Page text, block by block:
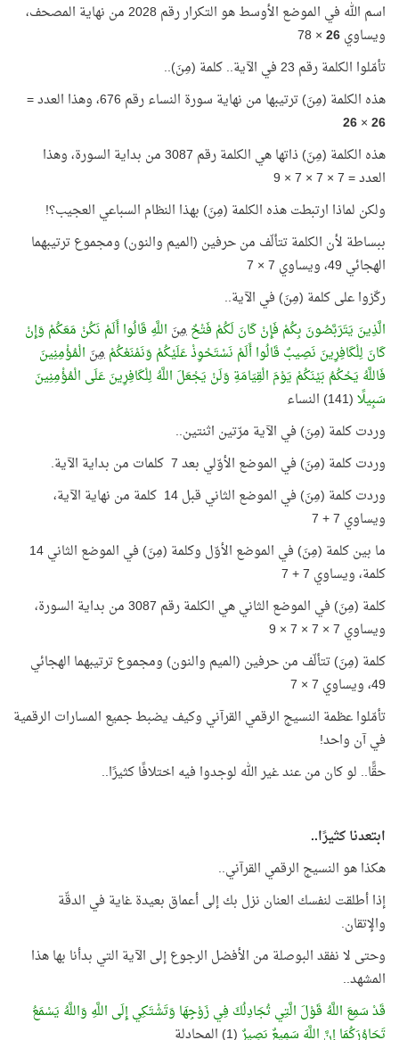
اسم الله في الموضع الأوسط هو التكرار رقم 2028 من نهاية المصحف،
ويساوي26
× 78
تأمّلوا الكلمة رقم 23 في الآية.. كلمة (مِنَ)..
هذه الكلمة (مِنَ) ترتيبها من نهاية سورة النساء رقم 676، وهذا العدد =
26
×
26
هذه الكلمة (مِنَ) ذاتها هي الكلمة رقم 3087 من بداية السورة، وهذا
العدد = 7 × 7 × 7 × 9
ولكن لماذا ارتبطت هذه الكلمة (مِنَ) بهذا النظام السباعي العجيب؟!
ببساطة لأن الكلمة تتألّف من حرفين (الميم والنون) ومجموع ترتيبهما
الهجائي 49، ويساوي 7 × 7
ركّزوا على كلمة (مِنَ) في الآية..
الَّذِينَ يَتَرَبَّصُونَ بِكُمْ فَإِنْ كَانَ لَكُمْ فَتْحٌمِنَ اللَّهِ قَالُوا أَلَمْ نَكُنْ مَعَكُمْ وَإِنْ
كَانَ لِلْكَافِرِينَ نَصِيبٌ قَالُوا أَلَمْ نَسْتَحْوِذْ عَلَيْكُمْ وَنَمْنَعْكُمْمِنَ الْمُؤْمِنِينَ
فَاللَّهُ يَحْكُمُ بَيْنَكُمْ يَوْمَ الْقِيَامَةِ وَلَنْ يَجْعَلَ اللَّهُ لِلْكَافِرِينَ عَلَى الْمُؤْمِنِينَ
سَبِيلًا(141) النساء
وردت كلمة (مِنَ) في الآية مرّتين اثنتين..
وردت كلمة (مِنَ) في الموضع الأوّلي بعد 7 كلمات من بداية الآية.
وردت كلمة (مِنَ) في الموضع الثاني قبل 14 كلمة من نهاية الآية،
ويساوي 7 + 7
كلمة، ويساوي 7 + 7
كلمة (مِنَ) في الموضع الثاني هي الكلمة رقم 3087 من بداية السورة،
ويساوي 7 × 7 × 7 × 9
كلمة (مِنَ) تتألّف من حرفين (الميم والنون) ومجموع ترتيبهما الهجائي
49، ويساوي 7 × 7
تأمّلوا عظمة النسيج الرقمي القرآني وكيف يضبط جميع المسارات الرقمية
في آن واحد!
حقًّا.. لو كان من عند غير الله لوجدوا فيه اختلافًا كثيرًا..
ابتعدنا كثيرًا..
هكذا هو النسيج الرقمي القرآني..
إذا أطلقت لنفسك العنان نزل بك إلى أعماق بعيدة غاية في الدقّة
والإتقان.
وحتى لا نفقد البوصلة من الأفضل الرجوع إلى الآية التي بدأنا بها هذا
المشهد..
قَدْ سَمِعَ اللَّهُ قَوْلَ الَّتِي تُجَادِلُكَ فِي زَوْجِهَا وَتَشْتَكِي إِلَى اللَّهِ وَاللَّهُ يَسْمَعُ
تَحَاوُرَكُمَا إِنَّ اللَّهَ سَمِيعٌ بَصِيرٌ (1) المجادلة